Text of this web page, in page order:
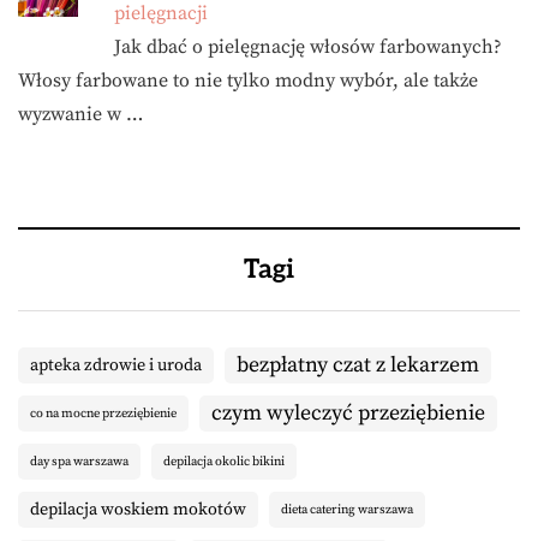
pielęgnacji
Jak dbać o pielęgnację włosów farbowanych?
Włosy farbowane to nie tylko modny wybór, ale także
wyzwanie w …
Tagi
apteka zdrowie i uroda bezpłatny czat z lekarzem
co na mocne przeziębienie czym wyleczyć przeziębienie
day spa warszawa depilacja okolic bikini
depilacja woskiem mokotów dieta catering warszawa